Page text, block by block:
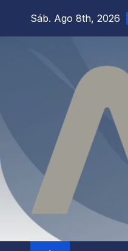
Sáb. Ago 8th, 2026